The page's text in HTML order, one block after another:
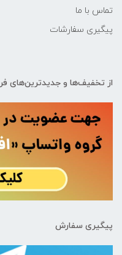
تماس با ما
پیگیری سفارشات
از تخفیف‌ها و جدیدترین‌های
پیگیری سفارش